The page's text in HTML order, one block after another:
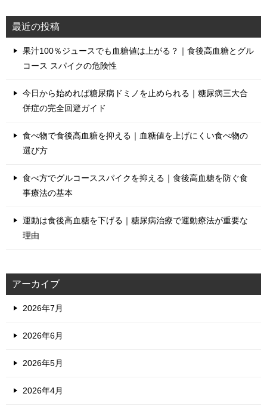
最近の投稿
果汁100％ジュースでも血糖値は上がる？｜食後高血糖とグル
コース スパイクの危険性
今日から始めれば糖尿病ドミノを止められる｜糖尿病三大合
併症の完全回避ガイド
食べ物で食後高血糖を抑える｜血糖値を上げにくい食べ物の
選び方
食べ方でグルコーススパイクを抑える｜食後高血糖を防ぐ食
事療法の基本
運動は食後高血糖を下げる｜糖尿病治療で運動療法が重要な
理由
アーカイブ
2026年7月
2026年6月
2026年5月
2026年4月